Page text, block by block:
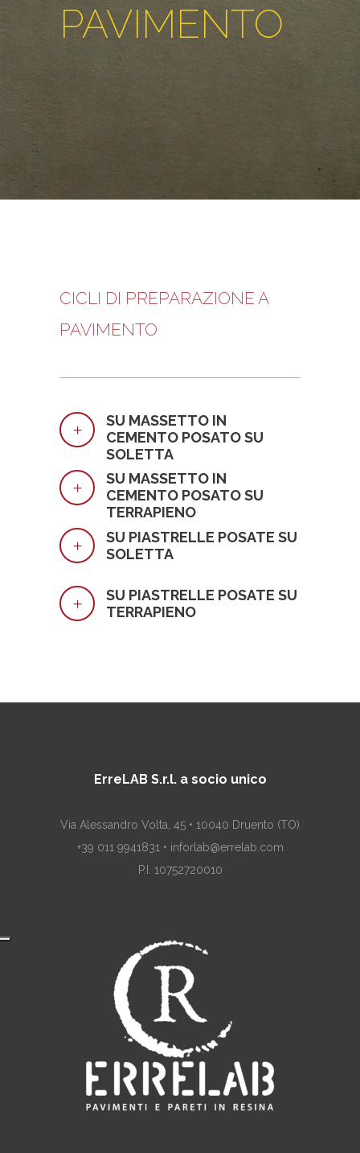
PAVIMENTO
CICLI DI PREPARAZIONE A
PAVIMENTO
SU MASSETTO IN
CEMENTO POSATO SU
SOLETTA
SU MASSETTO IN
CEMENTO POSATO SU
TERRAPIENO
SU PIASTRELLE POSATE SU
SOLETTA
SU PIASTRELLE POSATE SU
TERRAPIENO
ErreLAB S.r.l. a socio unico
Via Alessandro Volta, 45 • 10040 Druento (TO)
+39 011 9941831 • inforlab@errelab.com
P.I. 10752720010